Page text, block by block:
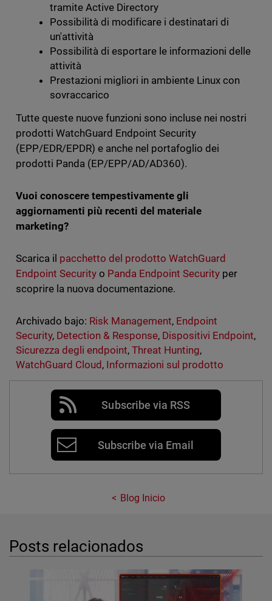
tramite Active Directory
Possibilità di modificare i destinatari di
un'attività
Possibilità di esportare le informazioni delle
attività
Prestazioni migliori in ambiente Linux con
sovraccarico
Tutte queste nuove funzioni sono incluse nei nostri
prodotti WatchGuard Endpoint Security
(EPP/EDR/EPDR) e anche nel portafoglio dei
prodotti Panda (EP/EPP/AD/AD360).
Vuoi conoscere tempestivamente gli
aggiornamenti più recenti del materiale
marketing?
Scarica il pacchetto del prodotto WatchGuard
Endpoint Securityo Panda Endpoint Security per
scoprire la nuova documentazione.
Archivado bajo: Risk Management, Endpoint
Security, Detection & Response, Dispositivi Endpoint,
Sicurezza degli endpoint, Threat Hunting,
WatchGuard Cloud, Informazioni sul prodotto
Subscribe via RSS
Subscribe via Email
Blog Inicio
Posts relacionados